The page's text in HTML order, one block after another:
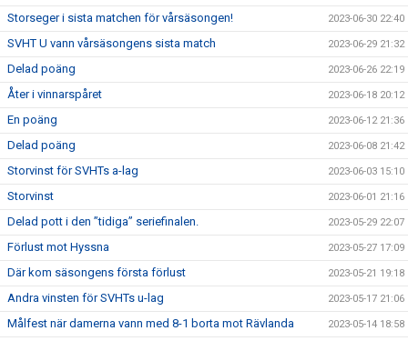
Storseger i sista matchen för vårsäsongen! 2023-06-30 22:40
SVHT U vann vårsäsongens sista match 2023-06-29 21:32
Delad poäng 2023-06-26 22:19
Åter i vinnarspåret 2023-06-18 20:12
En poäng 2023-06-12 21:36
Delad poäng 2023-06-08 21:42
Storvinst för SVHTs a-lag 2023-06-03 15:10
Storvinst 2023-06-01 21:16
Delad pott i den ”tidiga” seriefinalen. 2023-05-29 22:07
Förlust mot Hyssna 2023-05-27 17:09
Där kom säsongens första förlust 2023-05-21 19:18
Andra vinsten för SVHTs u-lag 2023-05-17 21:06
Målfest när damerna vann med 8-1 borta mot Rävlanda 2023-05-14 18:58